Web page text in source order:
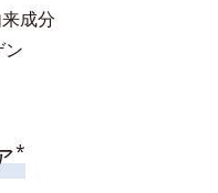
成分
ン
*